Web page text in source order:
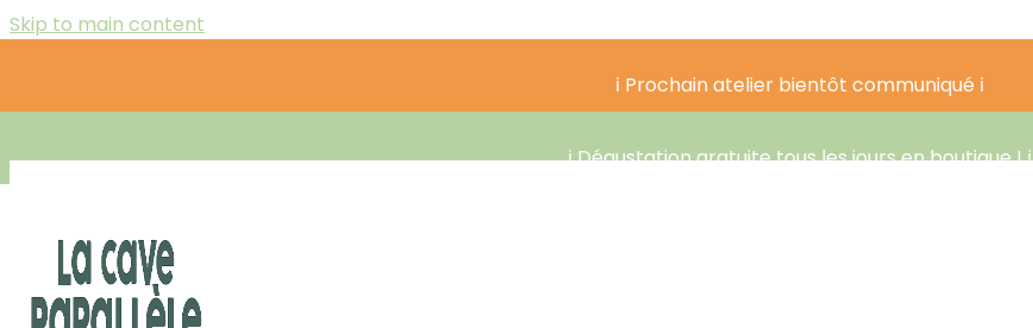
Skip to main content
ℹ️ Prochain atelier bientôt communiqué ℹ️
ℹ️ Dégustation gratuite tous les jours en boutique ! ℹ️